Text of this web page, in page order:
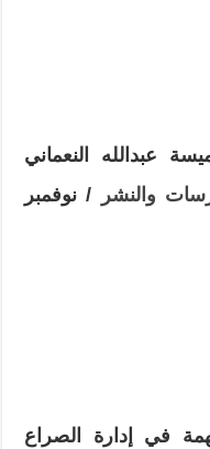
عبدالله النعماني
والنشر
/ نوفمبر
في إدارة الصراع